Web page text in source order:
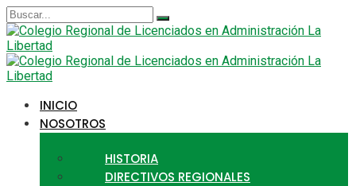
Search
for:
INICIO
NOSOTROS
HISTORIA
DIRECTIVOS REGIONALES